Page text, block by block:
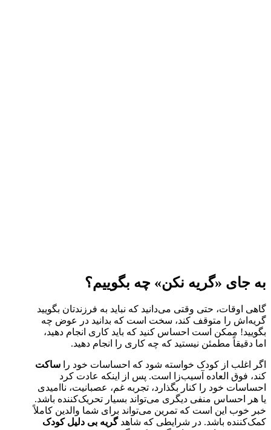
به جای «گریه نکن» چه بگوییم؟
گاهی اوقات، حتی وقتی می‌دانید که نباید به فرزندتان بگویید
گریه‌اش را متوقف کند، سخت است که بدانید در عوض چه
بگویید! ممکن است احساس کنید که باید کاری انجام دهید،
اما دقیقاً مطمئن نیستید که چه کاری را انجام دهید.
اگر اغلب از کودک خواسته شود که احساسات خود را ساکت
کند، فوق العاده آسیب‌زا است. پس از اینکه عادت کرد
احساسات خود را کنار بگذارد، تجربه غم، عصبانیت، ناامیدی
یا هر احساس منفی دیگری می‌تواند بسیار تحریک‌کننده باشد.
خبر خوب این است که تمرین می‌تواند برای شما والدین کاملاً
کمک‌کننده باشد. در شرایطی که شاهدگریه بی دلیل کودک